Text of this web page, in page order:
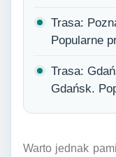
Trasa:
Popularne
Trasa:
Gdańsk.
Warto jednak